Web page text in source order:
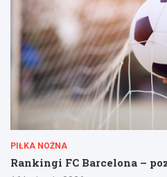
PIŁKA NOŻNA
Rankingi FC Barcelona –